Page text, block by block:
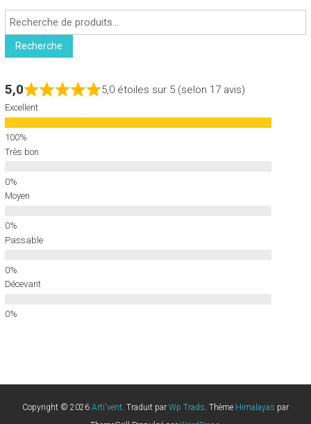
Recherche
pour :
Recherche
5,0 5,0 étoiles sur 5 (selon 17 avis)
Excellent
Très bon
Moyen
Passable
Décevant
Copyright © 2026 Arti'vent. Traduit par Wp Trads. Thème Himalayas par